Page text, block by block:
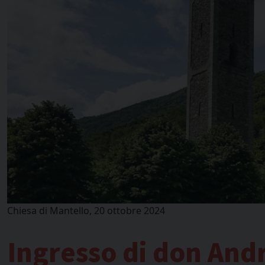
Chiesa di Mantello, 20 ottobre 2024
Ingresso di don